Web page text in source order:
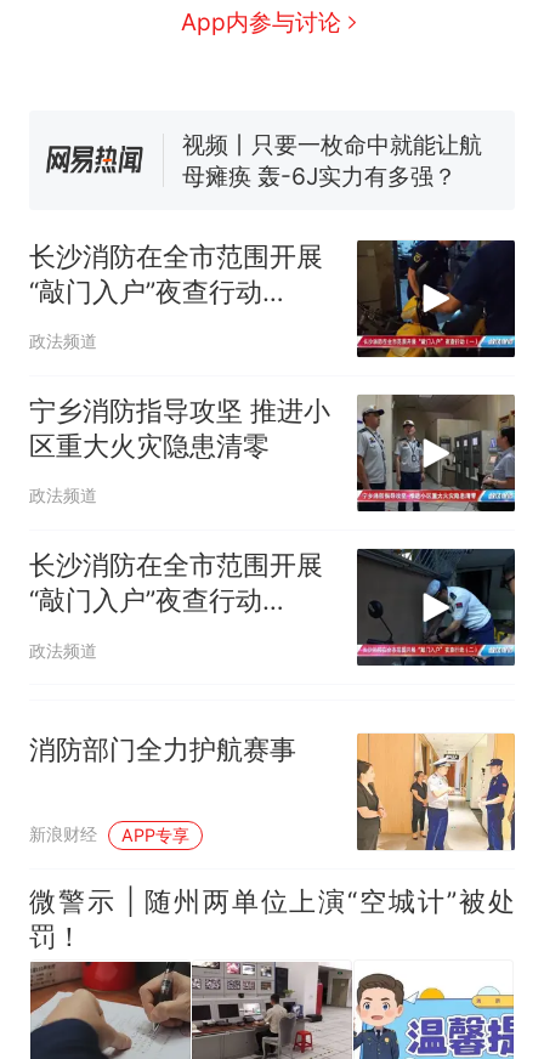
App内参与讨论
国大使骑行绕了几乎整个国境
搬家报价570元，搬到楼下交
空调24小时开着反而更省电？
电力部门回应
的抢着买
热 十多万人报名的考试，成绩
全部作废，公平么？
长沙消防在全市范围开展
“敲门入户”夜查行动
（一）
政法频道
宁乡消防指导攻坚 推进小
区重大火灾隐患清零
政法频道
长沙消防在全市范围开展
“敲门入户”夜查行动
（二）
政法频道
消防部门全力护航赛事
新浪财经 APP专享
微警示 | 随州两单位上演“空城计”被处
罚！